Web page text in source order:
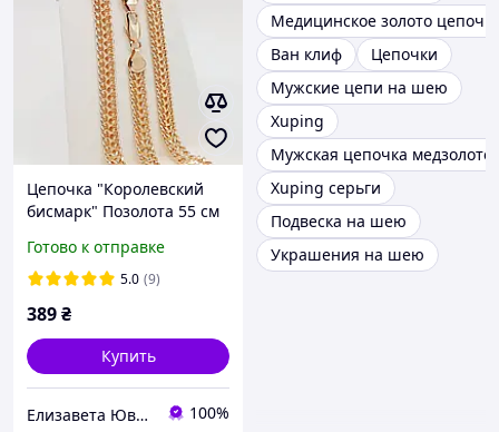
Цепочка "Королевский
бисмарк" Позолота 55 см
медицинского золота
Готово к отправке
5.0 (9)
389₴
Купить
Елизавета Ювелирная бижутерия 100%
Медицинское золото
Ван клиф
Цепочки
Мужские цепи на шею
Xuping
Мужская цепочка медзолото
Xuping серьги
Подвеска на шею
Украшения на шею